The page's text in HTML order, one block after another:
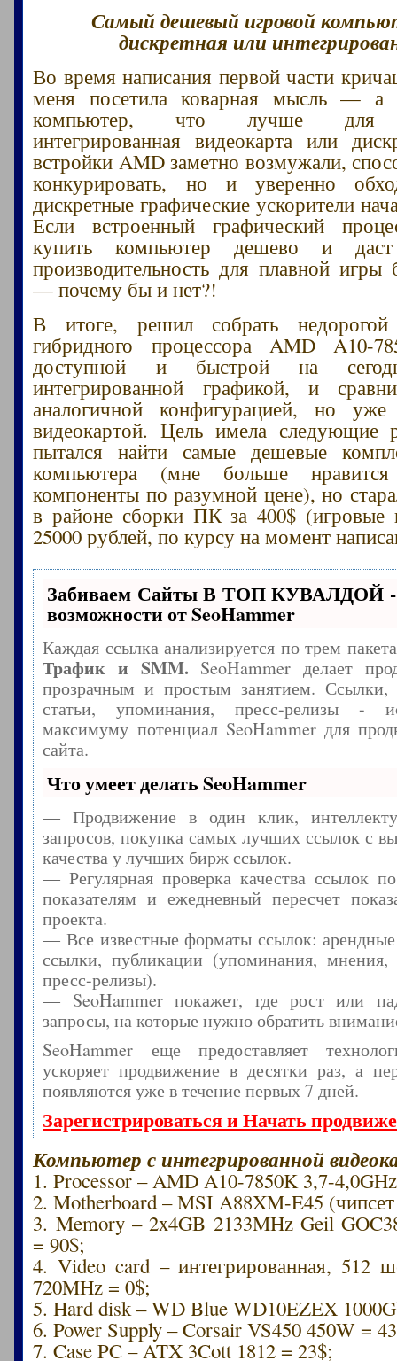
Самый дешевый игровой
дискретная или
Во время написания первой части
меня посетила коварная мысль — а
компьютер, что лучше для
интегрированная видеокарта или
встройки AMD заметно возмужали,
конкурировать, но и уверенно
дискретные графические ускорители
Если встроенный графический
купить компьютер дешево и даст
производительность для плавной игры
— почему бы и нет?!
В итоге, решил собрать
гибридного процессора AMD A10-
доступной и быстрой на
интегрированной графикой, и
аналогичной конфигурацией, но
видеокартой. Цель имела
пытался найти самые дешевые
компьютера (мне больше нравится
компоненты по разумной цене), но
в районе сборки ПК за 400$ (игровые
25000 рублей, по курсу на момент
Забиваем Сайты В ТОП КУВАЛДОЙ -
возможности от SeoHammer
Каждая ссылка анализируется по трем
Трафик и SMM.SeoHammer делает
прозрачным и простым занятием. Ссылки,
статьи, упоминания, пресс-релизы -
максимуму потенциал SeoHammer для
сайта.
Что умеет делать SeoHammer
— Продвижение в один клик,
запросов, покупка самых лучших ссылок с
качества у лучших бирж ссылок.
— Регулярная проверка качества ссылок
показателям и ежедневный пересчет
проекта.
— Все известные форматы ссылок:
ссылки, публикации (упоминания, мнения,
пресс-релизы).
— SeoHammer покажет, где рост или
запросы, на которые нужно обратить
SeoHammer еще предоставляет
ускоряет продвижение в десятки раз, а
появляются уже в течение первых 7 дней.
Зарегистрироваться и Начать
Компьютер с интегрированной
1. Processor – AMD A10-7850K 3,7-
2. Motherboard – MSI A88XM-E45
3. Memory – 2x4GB 2133MHz Geil
= 90$;
4. Video card – интегрированная, 512
720MHz = 0$;
5. Hard disk – WD Blue WD10EZEX
6. Power Supply – Corsair VS450 450W =
7. Case PC – ATX 3Cott 1812 = 23$;